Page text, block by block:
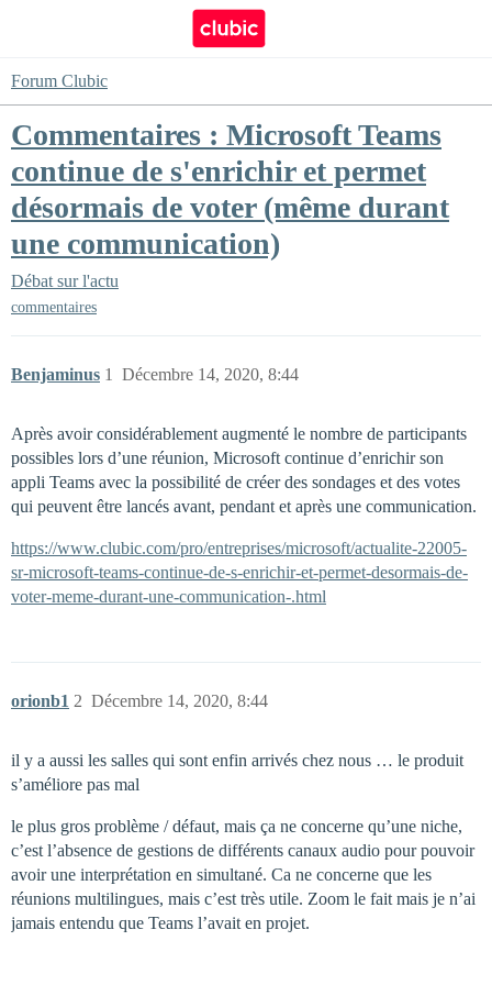
Forum Clubic
Commentaires : Microsoft Teams
continue de s'enrichir et permet
désormais de voter (même durant
une communication)
Débat sur l'actu
commentaires
Benjaminus Décembre 14, 2020, 8:44
1
Après avoir considérablement augmenté le nombre de participants
possibles lors d’une réunion, Microsoft continue d’enrichir son
appli Teams avec la possibilité de créer des sondages et des votes
qui peuvent être lancés avant, pendant et après une communication.
https://www.clubic.com/pro/entreprises/microsoft/actualite-22005-
sr-microsoft-teams-continue-de-s-enrichir-et-permet-desormais-de-
voter-meme-durant-une-communication-.html
orionb1 Décembre 14, 2020, 8:44
2
il y a aussi les salles qui sont enfin arrivés chez nous … le produit
s’améliore pas mal
le plus gros problème / défaut, mais ça ne concerne qu’une niche,
c’est l’absence de gestions de différents canaux audio pour pouvoir
avoir une interprétation en simultané. Ca ne concerne que les
réunions multilingues, mais c’est très utile. Zoom le fait mais je n’ai
jamais entendu que Teams l’avait en projet.